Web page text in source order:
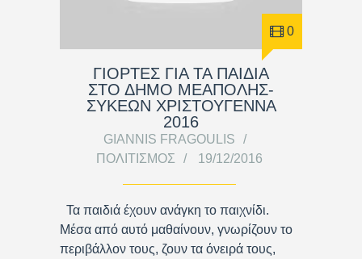
0
ΓΙΟΡΤΕΣ ΓΙΑ ΤΑ ΠΑΙΔΙΑ
ΣΤΟ ΔΗΜΟ ΜΕΑΠΟΛΗΣ-
ΣΥΚΕΩΝ ΧΡΙΣΤΟΥΓΕΝΝΑ
2016
GIANNIS FRAGOULIS
ΠΟΛΙΤΙΣΜΌΣ
19/12/2016
Τα παιδιά έχουν ανάγκη το παιχνίδι.
Μέσα από αυτό μαθαίνουν, γνωρίζουν το
περιβάλλον τους, ζουν τα όνειρά τους,